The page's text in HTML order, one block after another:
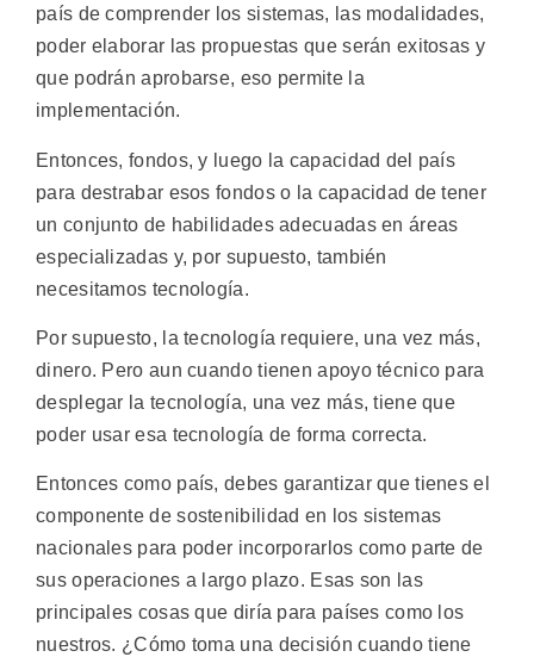
país de comprender los sistemas, las modalidades,
poder elaborar las propuestas que serán exitosas y
que podrán aprobarse, eso permite la
implementación.
Entonces, fondos, y luego la capacidad del país
para destrabar esos fondos o la capacidad de tener
un conjunto de habilidades adecuadas en áreas
especializadas y, por supuesto, también
necesitamos tecnología.
Por supuesto, la tecnología requiere, una vez más,
dinero. Pero aun cuando tienen apoyo técnico para
desplegar la tecnología, una vez más, tiene que
poder usar esa tecnología de forma correcta.
Entonces como país, debes garantizar que tienes el
componente de sostenibilidad en los sistemas
nacionales para poder incorporarlos como parte de
sus operaciones a largo plazo. Esas son las
principales cosas que diría para países como los
nuestros. ¿Cómo toma una decisión cuando tiene